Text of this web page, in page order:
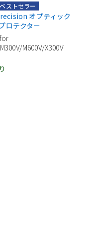
ベストセラー
オプティック
ロテクター
M600V/X300V